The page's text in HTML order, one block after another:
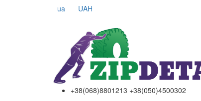
ua UAH
+38(068)8801213 +38(050)4500302